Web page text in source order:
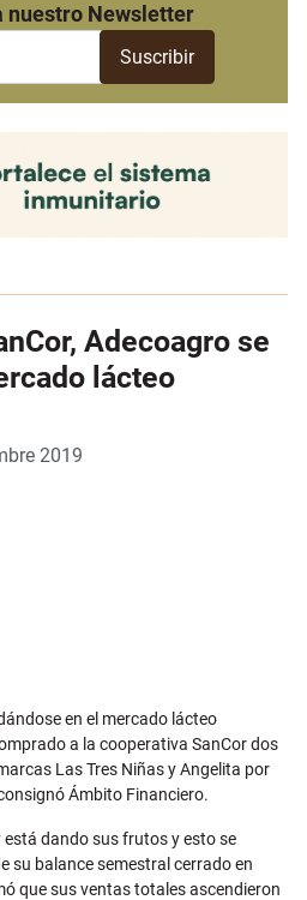
nuestro Newsletter
Adecoagro se
lácteo
2019
en el mercado lácteo
a la cooperativa SanCor dos
Las Tres Niñas y Angelita por
Ámbito Financiero.
dando sus frutos y esto se
su balance semestral cerrado en
que sus ventas totales ascendieron